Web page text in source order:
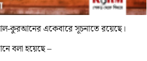
কুরআনের একেবারে সূচনাতে রয়েছে।
বলা হয়েছে –